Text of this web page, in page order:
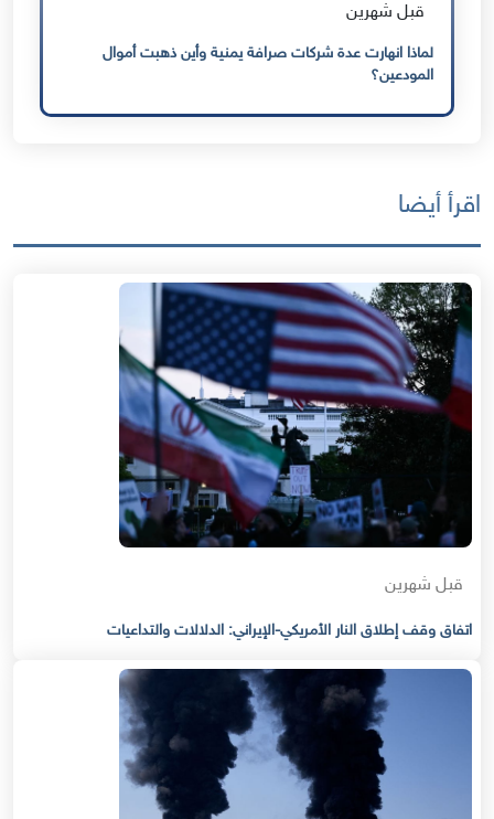
قبل شهرين
لماذا انهارت عدة شركات صرافة يمنية وأين ذهبت أموال
المودعين؟
اقرأ أيضا
قبل شهرين
اتفاق وقف إطلاق النار الأمريكي-الإيراني: الدلالات والتداعيات